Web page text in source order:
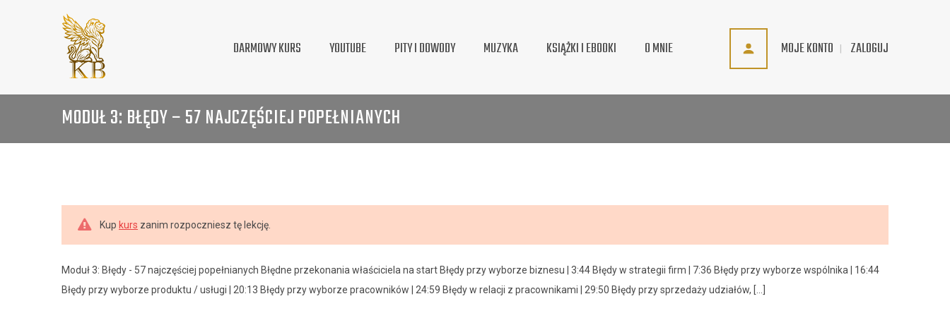
MOJE KONTO ZALOGUJ
DARMOWY KURS YOUTUBE PITY I DOWODY MUZYKA KSIĄŻKI I EBOOKI O MNIE
MODUŁ 3: BŁĘDY – 57 NAJCZĘŚCIEJ POPEŁNIANYCH
Kup kurs zanim rozpoczniesz tę lekcję.
Moduł 3: Błędy - 57 najczęściej popełnianych Błędne przekonania właściciela na start Błędy przy wyborze biznesu | 3:44 Błędy w strategii firm | 7:36 Błędy przy wyborze wspólnika | 16:44
Błędy przy wyborze produktu / usługi | 20:13 Błędy przy wyborze pracowników | 24:59 Błędy w relacji z pracownikami | 29:50 Błędy przy sprzedaży udziałów, [...]